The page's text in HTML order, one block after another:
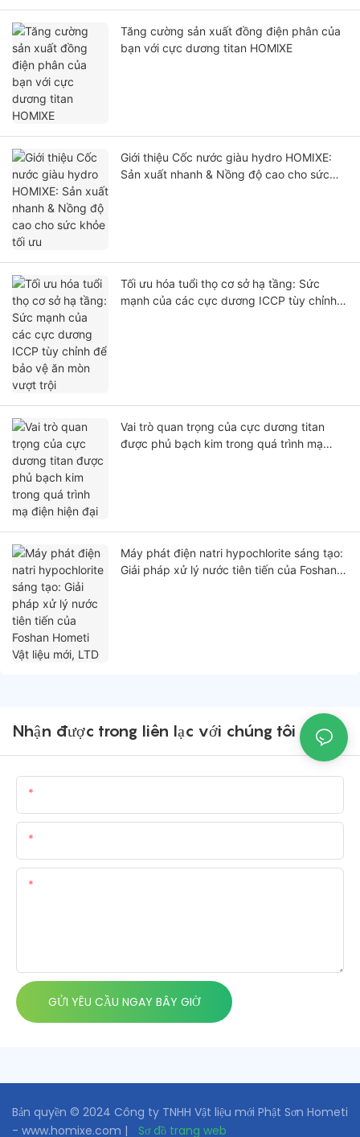
Tăng cường sản xuất đồng điện phân của
bạn với cực dương titan HOMlXE
Giới thiệu Cốc nước giàu hydro HOMIXE:
Sản xuất nhanh & Nồng độ cao cho sức
Tối ưu hóa tuổi thọ cơ sở hạ tầng: Sức
mạnh của các cực dương ICCP tùy chỉnh
Vai trò quan trọng của cực dương titan
được phủ bạch kim trong quá trình mạ
Máy phát điện natri hypochlorite sáng tạo:
Giải pháp xử lý nước tiên tiến của Foshan
Nhận được trong liên lạc với chúng tôi
GỬI YÊU CẦU NGAY BÂY GIỜ
Bản quyền © 2024 Công ty TNHH Vật liệu mới Phật Sơn Hometi
- www.homixe.com |
Sơ đồ trang web